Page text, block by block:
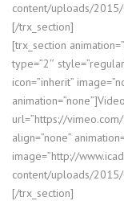
content/uploads/
[/trx_section]
[trx_section
type=”2″
icon=”inherit”
url=”https://
align=”none”
image=”http://
content/uploads/
[/trx_section]